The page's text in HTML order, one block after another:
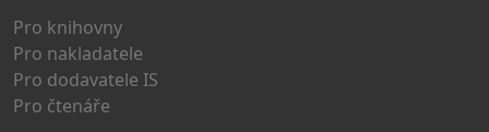
Pro knihovny
Pro nakladatele
Pro dodavatele IS
Pro čtenáře